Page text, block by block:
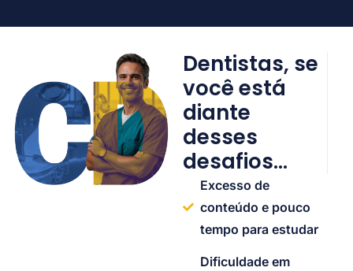
Dentistas, se
você está
diante
desses
desafios…
Excesso de
conteúdo e pouco
tempo para estudar
Dificuldade em